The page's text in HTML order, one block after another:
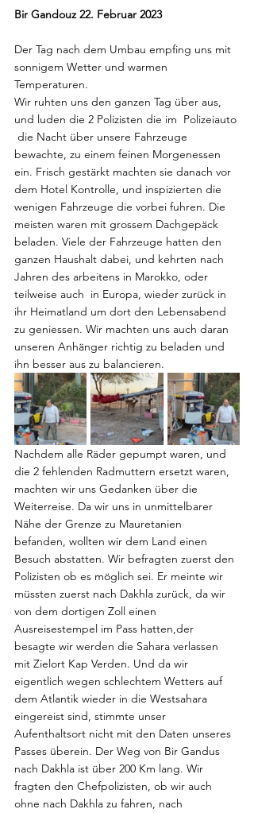
Bir Gandouz 22. Februar 2023
Der Tag nach dem Umbau empfing uns mit
sonnigem Wetter und warmen
Temperaturen.
Wir ruhten uns den ganzen Tag über aus,
und luden die 2 Polizisten die im  Polizeiauto
die Nacht über unsere Fahrzeuge
bewachte, zu einem feinen Morgenessen
ein. Frisch gestärkt machten sie danach vor
dem Hotel Kontrolle, und inspizierten die
wenigen Fahrzeuge die vorbei fuhren. Die
meisten waren mit grossem Dachgepäck
beladen. Viele der Fahrzeuge hatten den
ganzen Haushalt dabei, und kehrten nach
Jahren des arbeitens in Marokko, oder
teilweise auch  in Europa, wieder zurück in
ihr Heimatland um dort den Lebensabend
zu geniessen. Wir machten uns auch daran
unseren Anhänger richtig zu beladen und
ihn besser aus zu balancieren.
Nachdem alle Räder gepumpt waren, und
die 2 fehlenden Radmuttern ersetzt waren,
machten wir uns Gedanken über die
Weiterreise. Da wir uns in unmittelbarer
Nähe der Grenze zu Mauretanien
befanden, wollten wir dem Land einen
Besuch abstatten. Wir befragten zuerst den
Polizisten ob es möglich sei. Er meinte wir
müssten zuerst nach Dakhla zurück, da wir
von dem dortigen Zoll einen
Ausreisestempel im Pass hatten,der
besagte wir werden die Sahara verlassen
mit Zielort Kap Verden. Und da wir
eigentlich wegen schlechtem Wetters auf
dem Atlantik wieder in die Westsahara
eingereist sind, stimmte unser
Aufenthaltsort nicht mit den Daten unseres
Passes überein. Der Weg von Bir Gandus
nach Dakhla ist über 200 Km lang. Wir
fragten den Chefpolizisten, ob wir auch
ohne nach Dakhla zu fahren, nach